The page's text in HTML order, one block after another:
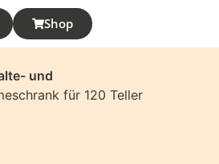
Shop
und
für 120 Teller